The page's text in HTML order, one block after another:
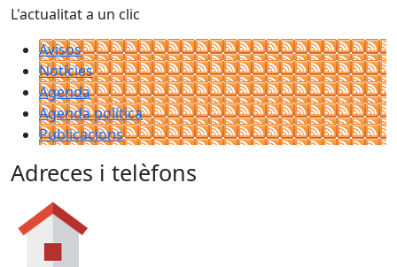
L'actualitat a un clic
Avisos
Notícies
Agenda
Agenda política
Publicacions
Adreces i telèfons